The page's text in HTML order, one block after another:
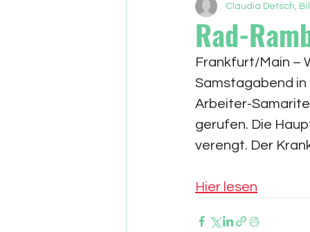
Rad-
Claudia Detsch,
Frankfurt/Main –
Samstagabend
Arbeiter-
gerufen. Die
verengt. Der
Hier lesen